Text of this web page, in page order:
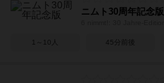
ニムト30周年記念版
1～10人 45分前後